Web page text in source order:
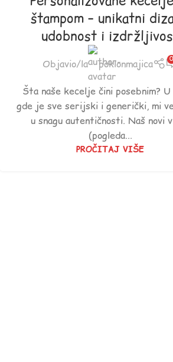
štampom – unikatni
udobnost i
Objavio/la poklonmajica
Šta naše kecelje čini posebnim?
gde je sve serijski i generički, mi
u snagu autentičnosti. Naš novi
(pogleda...
PROČITAJ VIŠE